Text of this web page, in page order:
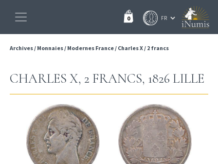
0
Archives/ Monnaies/ Modernes France/ Charles X/ 2 francs
CHARLES X, 2 FRANCS, 1826 LILLE